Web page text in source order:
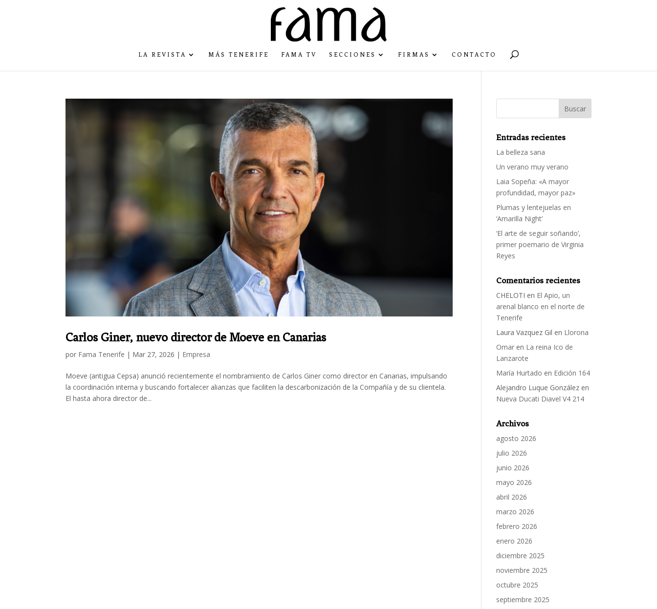
LA REVISTA MÁS TENERIFE FAMA TV SECCIONES FIRMAS CONTACTO
Carlos Giner, nuevo director de Moeve en Canarias
por Fama Tenerife | Mar 27, 2026 | Empresa
Moeve (antigua Cepsa) anunció recientemente el nombramiento de Carlos Giner como director en Canarias, impulsando
la coordinación interna y buscando fortalecer alianzas que faciliten la descarbonización de la Compañía y de su clientela.
El hasta ahora director de...
Entradas recientes
La belleza sana
Un verano muy verano
Laia Sopeña: «A mayor
profundidad, mayor paz»
Plumas y lentejuelas en
‘Amarilla Night’
‘El arte de seguir soñando’,
primer poemario de Virginia
Reyes
Comentarios recientes
CHELOTI en El Apio, un
arenal blanco en el norte de
Tenerife
Laura Vazquez Gil en Llorona
Omar en La reina Ico de
Lanzarote
María Hurtado en Edición 164
Alejandro Luque González en
Nueva Ducati Diavel V4 214
Archivos
agosto 2026
julio 2026
junio 2026
mayo 2026
abril 2026
marzo 2026
febrero 2026
enero 2026
diciembre 2025
noviembre 2025
octubre 2025
septiembre 2025